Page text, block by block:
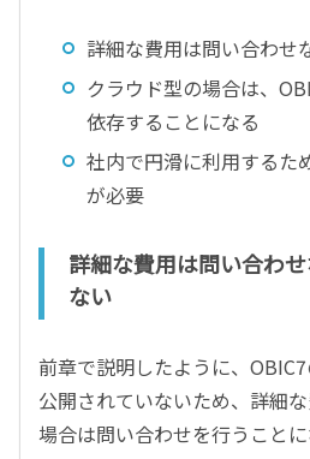
詳細な費用は問い合わせ
クラウド型の場合は、
依存することになる
社内で円滑に利用するた
が必要
詳細な費用は問い合わ
ない
前章で説明したように、
公開されていないため、詳細
場合は問い合わせを行うことに